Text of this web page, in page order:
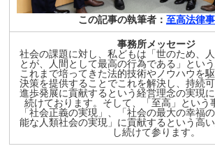
この記事の執筆者： 至高法律
事務所メッセージ
社会の課題に対し、私どもは「世のため、
とが、人間として最高の行為である」という
これまで培ってきた法的技術やノウハウを
決策を提供することでこれを解決し、持続
進歩発展に貢献するという経営理念の実現
続けております。そして、「至高」という
「社会正義の実現」、「社会の最大の幸福
能な人類社会の実現」に貢献するという高
し続けて参ります。